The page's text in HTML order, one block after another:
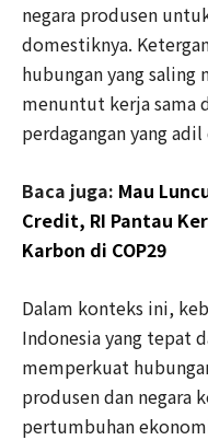
negara produsen
domestiknya.
hubungan yang
menuntut kerja sama
perdagangan yang
Baca juga: Mau
Credit, RI Pantau
Karbon di COP29
Dalam konteks ini,
Indonesia yang tepat
memperkuat
produsen dan negara
pertumbuhan